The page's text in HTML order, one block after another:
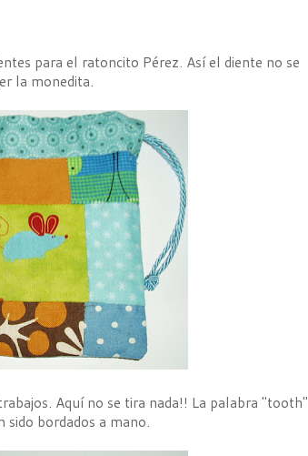
para el ratoncito Pérez. Así el diente no se
la monedita.
Aquí no se tira nada!! La palabra "tooth"
sido bordados a mano.